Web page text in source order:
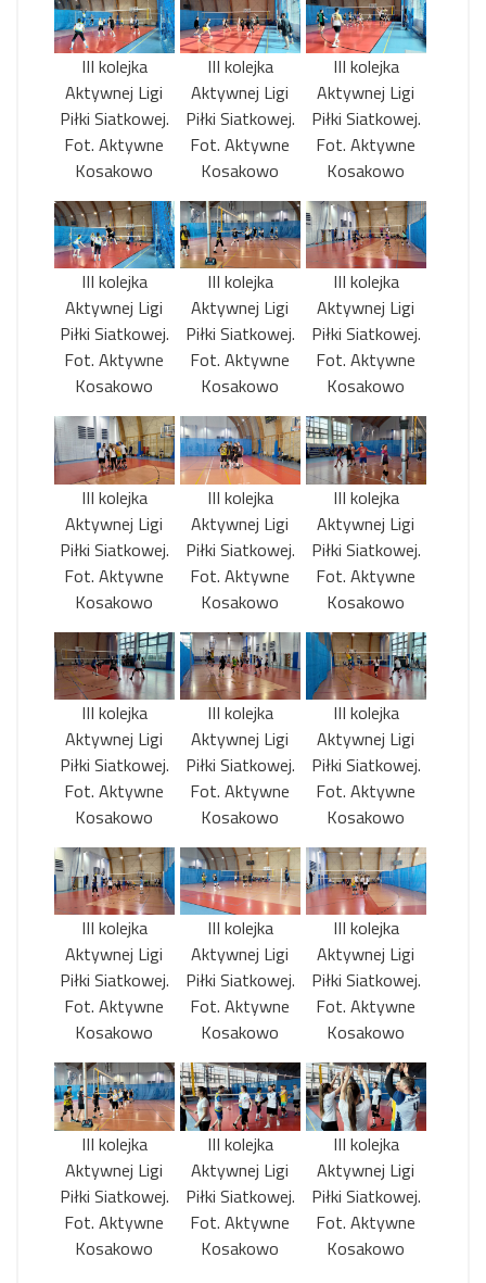
III kolejka
Aktywnej Ligi
Piłki Siatkowej.
Fot. Aktywne
Kosakowo
III kolejka
Aktywnej Ligi
Piłki Siatkowej.
Fot. Aktywne
Kosakowo
III kolejka
Aktywnej Ligi
Piłki Siatkowej.
Fot. Aktywne
Kosakowo
III kolejka
Aktywnej Ligi
Piłki Siatkowej.
Fot. Aktywne
Kosakowo
III kolejka
Aktywnej Ligi
Piłki Siatkowej.
Fot. Aktywne
Kosakowo
III kolejka
Aktywnej Ligi
Piłki Siatkowej.
Fot. Aktywne
Kosakowo
III kolejka
Aktywnej Ligi
Piłki Siatkowej.
Fot. Aktywne
Kosakowo
III kolejka
Aktywnej Ligi
Piłki Siatkowej.
Fot. Aktywne
Kosakowo
III kolejka
Aktywnej Ligi
Piłki Siatkowej.
Fot. Aktywne
Kosakowo
III kolejka
Aktywnej Ligi
Piłki Siatkowej.
Fot. Aktywne
Kosakowo
III kolejka
Aktywnej Ligi
Piłki Siatkowej.
Fot. Aktywne
Kosakowo
III kolejka
Aktywnej Ligi
Piłki Siatkowej.
Fot. Aktywne
Kosakowo
III kolejka
Aktywnej Ligi
Piłki Siatkowej.
Fot. Aktywne
Kosakowo
III kolejka
Aktywnej Ligi
Piłki Siatkowej.
Fot. Aktywne
Kosakowo
III kolejka
Aktywnej Ligi
Piłki Siatkowej.
Fot. Aktywne
Kosakowo
III kolejka
Aktywnej Ligi
Piłki Siatkowej.
Fot. Aktywne
Kosakowo
III kolejka
Aktywnej Ligi
Piłki Siatkowej.
Fot. Aktywne
Kosakowo
III kolejka
Aktywnej Ligi
Piłki Siatkowej.
Fot. Aktywne
Kosakowo